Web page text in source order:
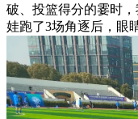
破、投篮得分的霎时
娃跑了3场角逐后，眼